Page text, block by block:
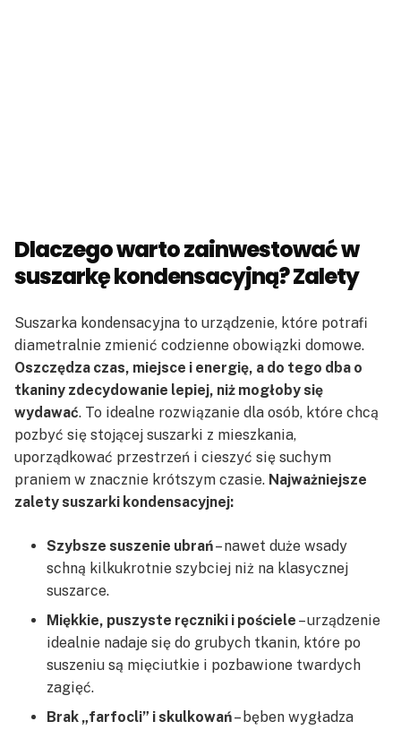
Dlaczego warto zainwestować w
suszarkę kondensacyjną? Zalety
Suszarka kondensacyjna to urządzenie, które potrafi
diametralnie zmienić codzienne obowiązki domowe.
Oszczędza czas, miejsce i energię, a do tego dba o
tkaniny zdecydowanie lepiej, niż mogłoby się
wydawać. To idealne rozwiązanie dla osób, które chcą
pozbyć się stojącej suszarki z mieszkania,
uporządkować przestrzeń i cieszyć się suchym
praniem w znacznie krótszym czasie. Najważniejsze
zalety suszarki kondensacyjnej:
Szybsze suszenie ubrań– nawet duże wsady
schną kilkukrotnie szybciej niż na klasycznej
suszarce.
Miękkie, puszyste ręczniki i pościele – urządzenie
idealnie nadaje się do grubych tkanin, które po
suszeniu są mięciutkie i pozbawione twardych
zagięć.
Brak „farfocli” i skulkowań– bęben wygładza